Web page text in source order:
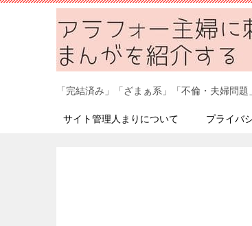
「完結済み」「ざまぁ系」「不倫・夫婦問
サイト管理人まりについて プライバ